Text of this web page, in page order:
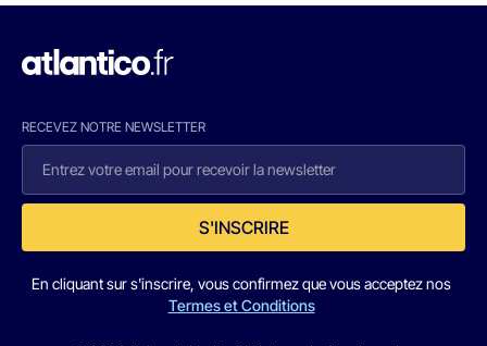
RECEVEZ NOTRE NEWSLETTER
S'INSCRIRE
En cliquant sur s'inscrire, vous confirmez que vous acceptez nos
Termes et Conditions